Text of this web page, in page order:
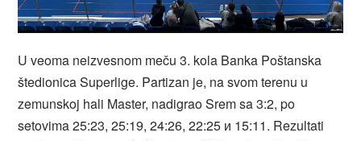
U veoma neizvesnom meču 3. kola Banka Poštanska
štedionica Superlige. Partizan je, na svom terenu u
zemunskoj hali Master, nadigrao Srem sa 3:2, po
setovima 25:23, 25:19, 24:26, 22:25 и 15:11. Rezultati